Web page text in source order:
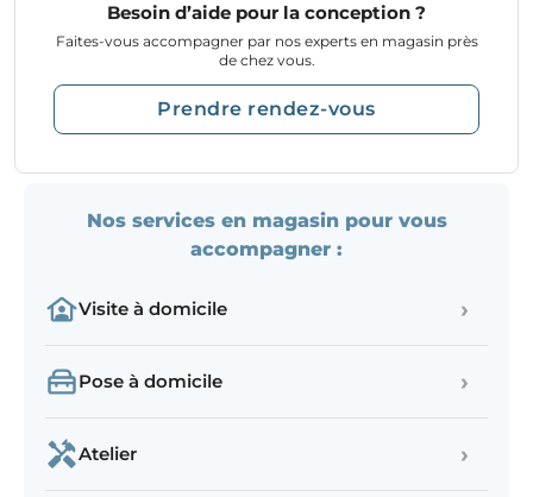
Besoin d’aide pour la conception ?
Faites-vous accompagner par nos experts en magasin près
de chez vous.
Prendre rendez-vous
Nos services en magasin pour vous
accompagner :
Visite à domicile ›
Pose à domicile ›
Atelier ›